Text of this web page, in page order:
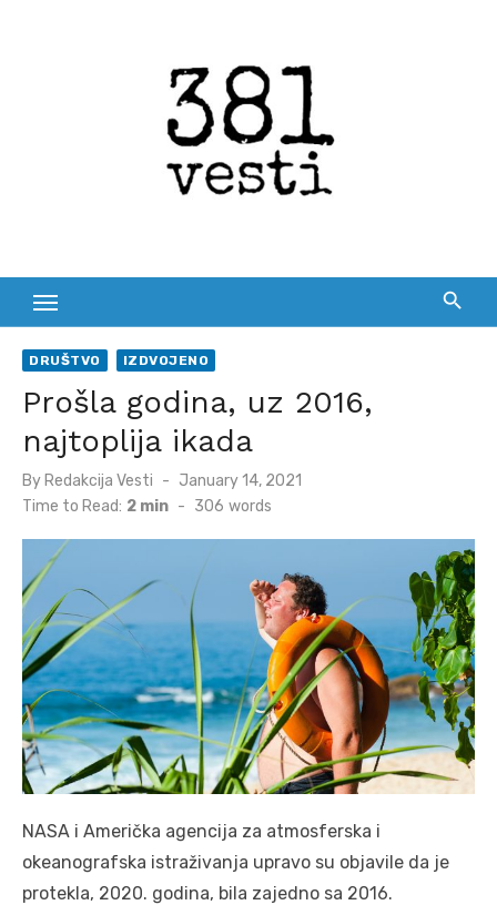
DRUŠTVO IZDVOJENO
Prošla godina, uz 2016,
najtoplija ikada
By Redakcija Vesti
Posted
January 14, 2021
Time to Read: 2 min - 306 words
NASA i Američka agencija za atmosferska i
okeanografska istraživanja upravo su objavile da je
protekla, 2020. godina, bila zajedno sa 2016.